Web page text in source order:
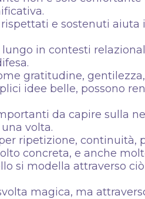
e sostenuti
lungo in contesti
gratitudine,
idee belle, possono
da capire sulla
volta.
ripetizione,
concreta, e anche
si modella attraverso
magica, ma